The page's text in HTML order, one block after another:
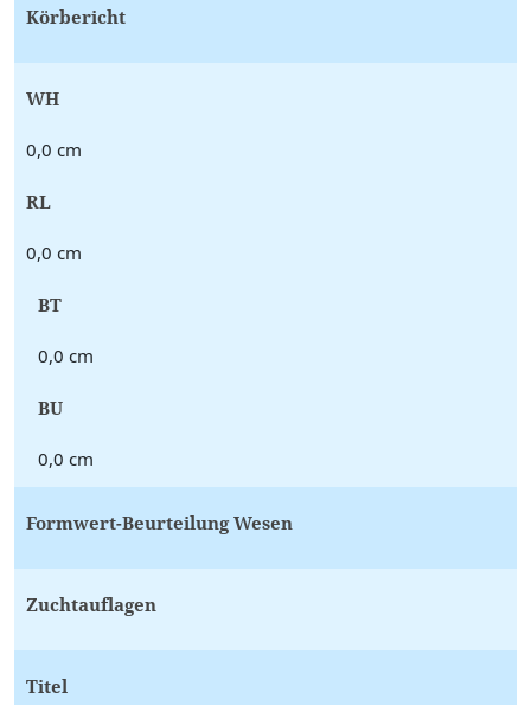
Körbericht
WH
0,0 cm
RL
0,0 cm
BT
0,0 cm
BU
0,0 cm
Formwert-Beurteilung Wesen
Zuchtauflagen
Titel